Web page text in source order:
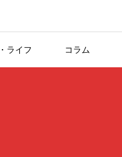
ライフ コラム